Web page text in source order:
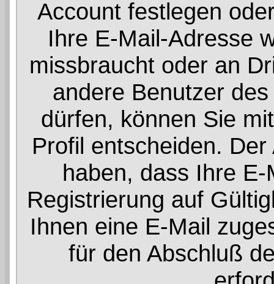
Account festlegen
Ihre E-Mail-Adresse
missbraucht oder an
andere Benutzer
dürfen, können Sie
Profil entscheiden.
haben, dass Ihre
Registrierung auf
Ihnen eine E-Mail
für den Abschluß